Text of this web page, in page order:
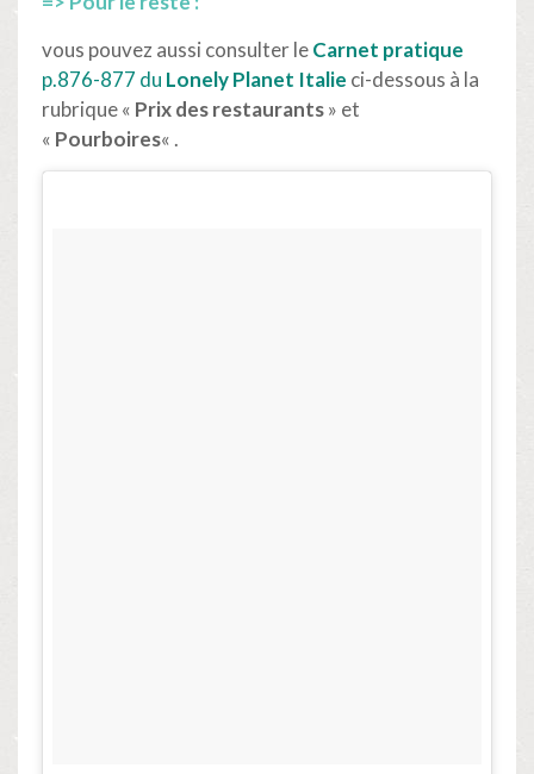
vous pouvez aussi consulter leCarnet pratique
p.876-877 du Lonely Planet Italie ci-dessous à la
rubrique « Prix des restaurants» et
« Pourboires« .